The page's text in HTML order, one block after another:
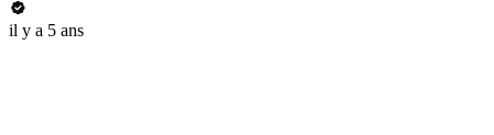
il y a 5 ans